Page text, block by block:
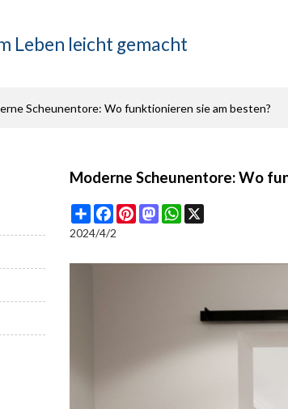
Leben leicht gemacht
Scheunentore: Wo funktionieren sie am besten?
Moderne Scheunentore: Wo
ShareFacebookPinterest
MastodonWhatsApp
2024/4/2